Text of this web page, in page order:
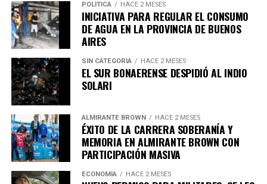
La medida también aplicará a los consorcios
Asimismo, la iniciativa prevé que los comercios y
servicios con alto consumo de agua adopten
para reutilizar el agua utilizada en sus procesos de
lavado.
En lo que respecta a edificios residenciales, se plantea
que los consorcios más grandes implementen
El proyecto establece que ambos métodos deberán
contar con cobertura obligatoria en hospitales públicos,
así como en obras sociales y empresas de medicina
prepaga.
Requisitos para acceder a estos
procedimientos
De acuerdo con la propuesta, podrán solicitar el
procedimiento aquellas personas que presenten:
Una enfermedad grave e incurable.
POLÍTICA HACE 2 MESES
INICIATIVA PARA REGULAR EL CONSUMO
DE AGUA EN LA PROVINCIA DE BUENOS
AIRES
SIN CATEGORIA HACE 2 MESES
EL SUR BONAERENSE DESPIDIÓ AL INDIO
SOLARI
ALMIRANTE BROWN HACE 2 MESES
ÉXITO DE LA CARRERA SOBERANÍA Y
MEMORIA EN ALMIRANTE BROWN CON
PARTICIPACIÓN MASIVA
ECONOMÍA HACE 2 MESES